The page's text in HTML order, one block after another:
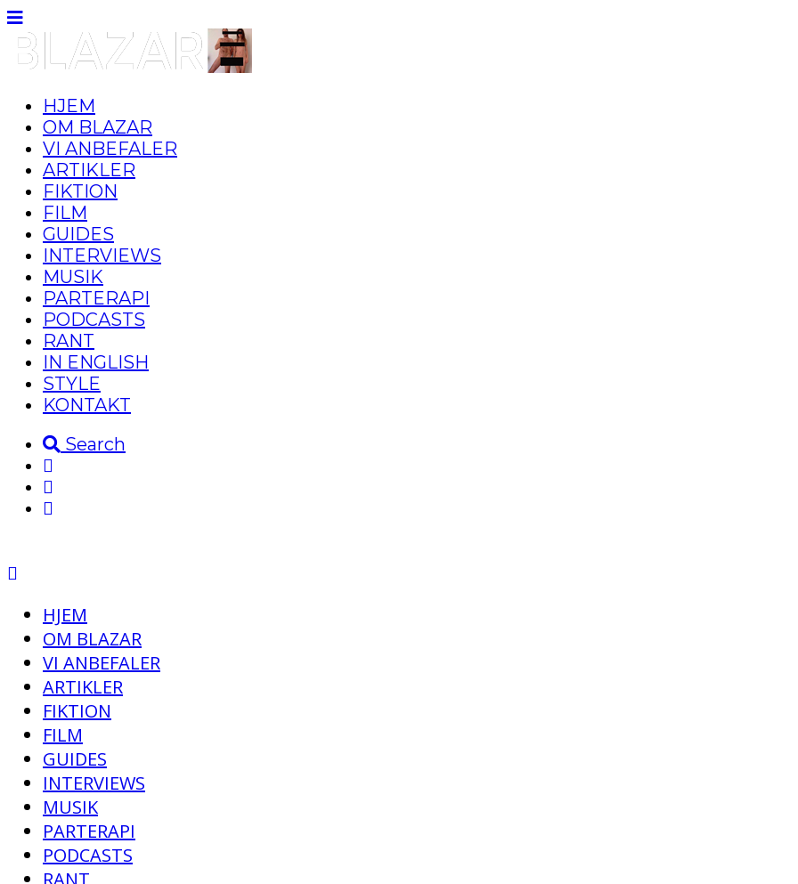
HJEM
OM BLAZAR
VI ANBEFALER
ARTIKLER
FIKTION
FILM
GUIDES
INTERVIEWS
MUSIK
PARTERAPI
PODCASTS
RANT
IN ENGLISH
STYLE
KONTAKT
Search
HJEM
OM BLAZAR
VI ANBEFALER
ARTIKLER
FIKTION
FILM
GUIDES
INTERVIEWS
MUSIK
PARTERAPI
PODCASTS
RANT